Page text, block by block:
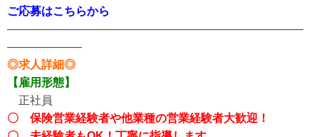
ご応募はこちらから
——————————————————————————
——————–
◎求人詳細◎
【雇用形態】
正社員
〇 保険営業経験者や他業種の営業経験者大歓迎！